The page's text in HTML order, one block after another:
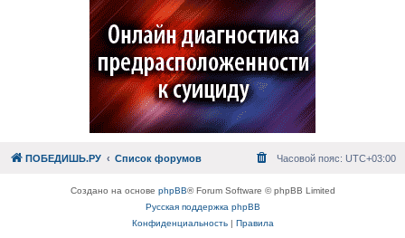
ПОБЕДИШЬ.РУ Список форумов Часовой пояс: UTC+03:00
Создано на основе phpBB® Forum Software © phpBB Limited
Русская поддержка phpBB
Конфиденциальность| Правила